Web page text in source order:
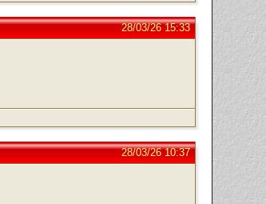
28/03/26 15:33
28/03/26 10:37